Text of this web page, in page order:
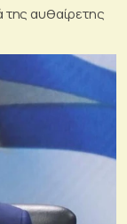
της αυθαίρετης